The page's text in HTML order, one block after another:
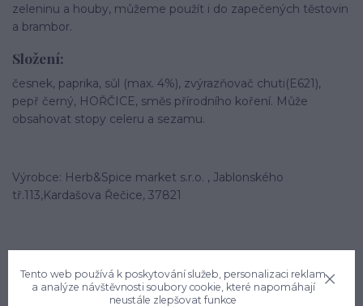
zeleninu a houby, můžeme použít i do zapečených těstovin
a brambor.
Složení:
česnek, paprika, sůl (max. 4%), zvýrazňovač chuti(E621),
pepř černý, HOŘČICE, směs přírodního koření. Může
obsahovat stopy celeru a sezamu.
Výrobce: Herb&Spice market s.r.o. , Jablonského
tř.113,Kardašova Řečice, 37821
Tento web používá k poskytování služeb, personalizaci reklam
a analýze návštěvnosti soubory cookie, které napomáhají
neustále zlepšovat funkce